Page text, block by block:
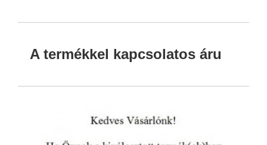
A termékkel kapcsolatos áru